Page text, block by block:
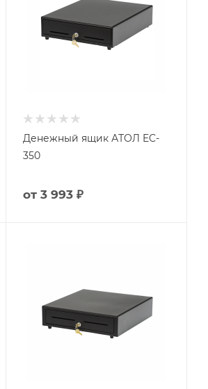
Денежный ящик АТОЛ EC-
350
от3 993 ₽